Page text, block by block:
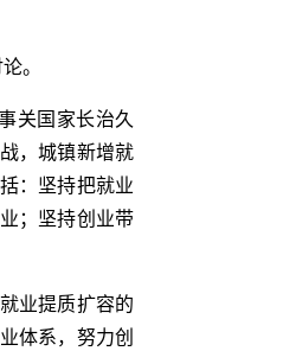
。
关国家长治久
，城镇新增就
：坚持把就业
；坚持创业带
业提质扩容的
体系，努力创